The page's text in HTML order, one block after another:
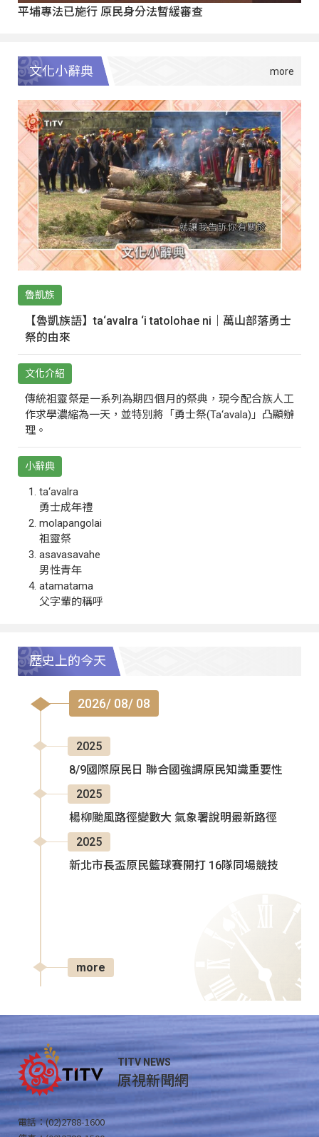
平埔專法已施行 原民身分法暫緩審查
文化小辭典
魯凱族
【魯凱族語】ta‘avalra ‘i tatolohae ni｜萬山部落勇士
祭的由來
文化介紹
傳統祖靈祭是一系列為期四個月的祭典，現今配合族人工
作求學濃縮為一天，並特別將「勇士祭(Ta‘avala)」凸顯辦
理。
小辭典
ta‘avalra
勇士成年禮
molapangolai
祖靈祭
asavasavahe
男性青年
atamatama
父字輩的稱呼
歷史上的今天
2026/ 08/ 08
2025
8/9國際原民日 聯合國強調原民知識重要性
2025
楊柳颱風路徑變數大 氣象署說明最新路徑
2025
新北市長盃原民籃球賽開打 16隊同場競技
more
TITV NEWS
原視新聞網
電話：(02)2788-1600